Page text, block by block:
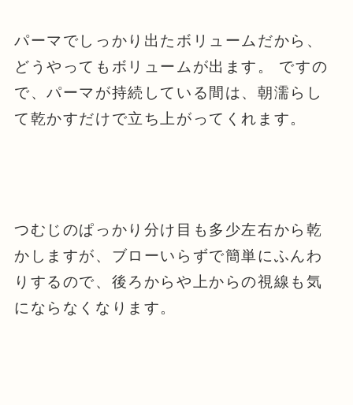
パーマでしっかり出たボリュームだから、
どうやってもボリュームが出ます。 ですの
で、パーマが持続している間は、朝濡らし
て乾かすだけで立ち上がってくれます。
つむじのぱっかり分け目も多少左右から乾
かしますが、ブローいらずで簡単にふんわ
りするので、後ろからや上からの視線も気
にならなくなります。